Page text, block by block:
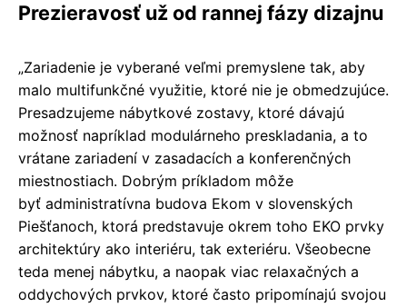
Prezieravosť už od rannej fázy dizajnu
„Zariadenie je vyberané veľmi premyslene tak, aby
malo multifunkčné využitie, ktoré nie je obmedzujúce.
Presadzujeme nábytkové zostavy, ktoré dávajú
možnosť napríklad modulárneho preskladania, a to
vrátane zariadení v zasadacích a konferenčných
miestnostiach. Dobrým príkladom môže
byť administratívna budova Ekom v slovenských
Piešťanoch, ktorá predstavuje okrem toho EKO prvky
architektúry ako interiéru, tak exteriéru. Všeobecne
teda menej nábytku, a naopak viac relaxačných a
oddychových prvkov, ktoré často pripomínajú svojou